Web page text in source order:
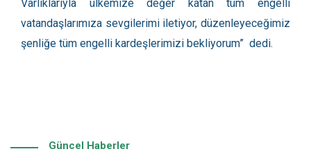
Varlıklarıyla ülkemize değer katan tüm engelli
vatandaşlarımıza sevgilerimi iletiyor, düzenleyeceğimiz
şenliğe tüm engelli kardeşlerimizi bekliyorum” dedi.
Güncel Haberler